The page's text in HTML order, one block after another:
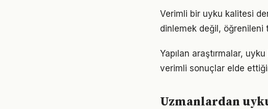
Verimli bir uyku kalitesi
dinlemek değil, öğrenileni
Yapılan araştırmalar,
verimli sonuçlar elde
Uzmanlardan